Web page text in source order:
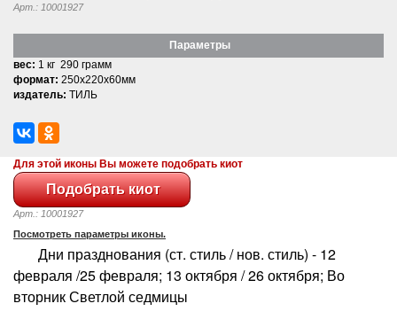
Арт.: 10001927
Параметры
вес: 1 кг 290 грамм
формат: 250x220x60мм
издатель: ТИЛЬ
Для этой иконы Вы можете подобрать киот
Арт.: 10001927
Посмотреть параметры иконы.
Дни празднования (ст. стиль / нов. стиль) - 12
февраля /25 февраля; 13 октября / 26 октября; Во
вторник Светлой седмицы